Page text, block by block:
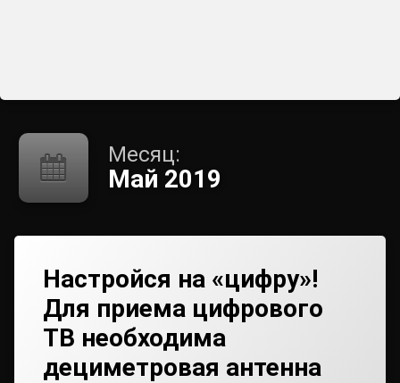
Месяц:
Май 2019
Настройся на «цифру»!
Для приема цифрового
ТВ необходима
дециметровая антенна